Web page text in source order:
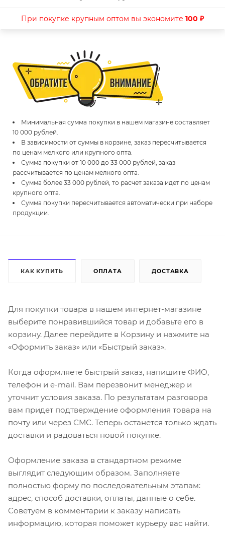
При покупке крупным оптом вы экономите 100 ₽
Минимальная сумма покупки в нашем магазине составляет
10 000 рублей.
В зависимости от суммы в корзине, заказ пересчитывается
по ценам мелкого или крупного опта.
Сумма покупки от 10 000 до 33 000 рублей, заказ
рассчитывается по ценам мелкого опта.
Сумма более 33 000 рублей, то расчет заказа идет по ценам
крупного опта.
Сумма покупки пересчитывается автоматически при наборе
продукции.
КАК КУПИТЬ ОПЛАТА ДОСТАВКА
Для покупки товара в нашем интернет-магазине
выберите понравившийся товар и добавьте его в
корзину. Далее перейдите в Корзину и нажмите на
«Оформить заказ» или «Быстрый заказ».
Когда оформляете быстрый заказ, напишите ФИО,
телефон и e-mail. Вам перезвонит менеджер и
уточнит условия заказа. По результатам разговора
вам придет подтверждение оформления товара на
почту или через СМС. Теперь останется только ждать
доставки и радоваться новой покупке.
Оформление заказа в стандартном режиме
выглядит следующим образом. Заполняете
полностью форму по последовательным этапам:
адрес, способ доставки, оплаты, данные о себе.
Советуем в комментарии к заказу написать
информацию, которая поможет курьеру вас найти.